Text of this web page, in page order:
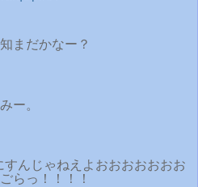
まだかなー？
ー。
すんじゃねえよおおおおおおお
らっ！！！！